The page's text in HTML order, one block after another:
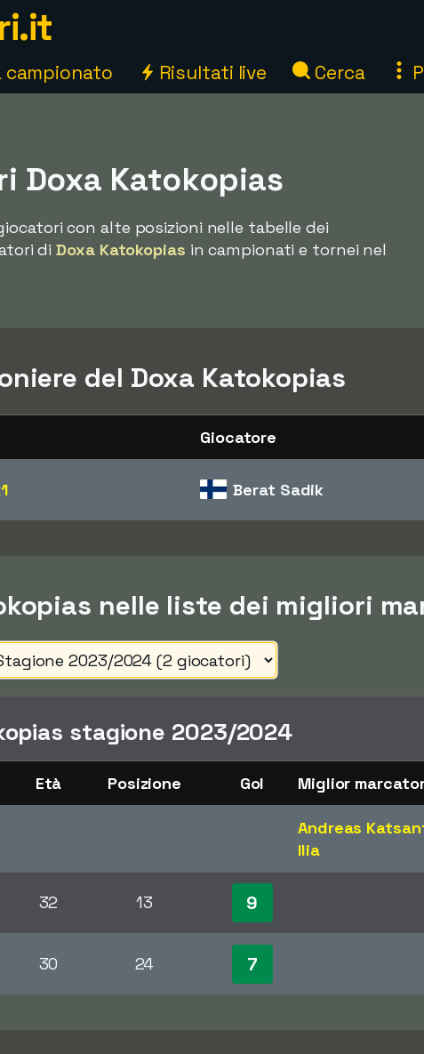
campionato Risultati live Cerca
Doxa Katokopias
con alte posizioni nelle tabelle dei
diDoxa Katokopias in campionati e tornei nel
del Doxa Katokopias
Giocatore
Berat Sadik
nelle liste dei migliori
stagione 2023/2024
Età Posizione Gol Miglior
Andreas
Ilia
32 13 9
30 24 7